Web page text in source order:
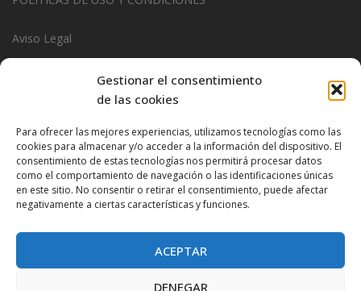
Gestionar el consentimiento
de las cookies
Para ofrecer las mejores experiencias, utilizamos tecnologías como las
cookies para almacenar y/o acceder a la información del dispositivo. El
consentimiento de estas tecnologías nos permitirá procesar datos
como el comportamiento de navegación o las identificaciones únicas
en este sitio. No consentir o retirar el consentimiento, puede afectar
negativamente a ciertas características y funciones.
ACEPTAR
DENEGAR
Aviso Legal
Politica de Privacidad
...................................
Design & Promotions ByHitred.com